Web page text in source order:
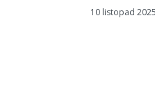
10 listopad 2025